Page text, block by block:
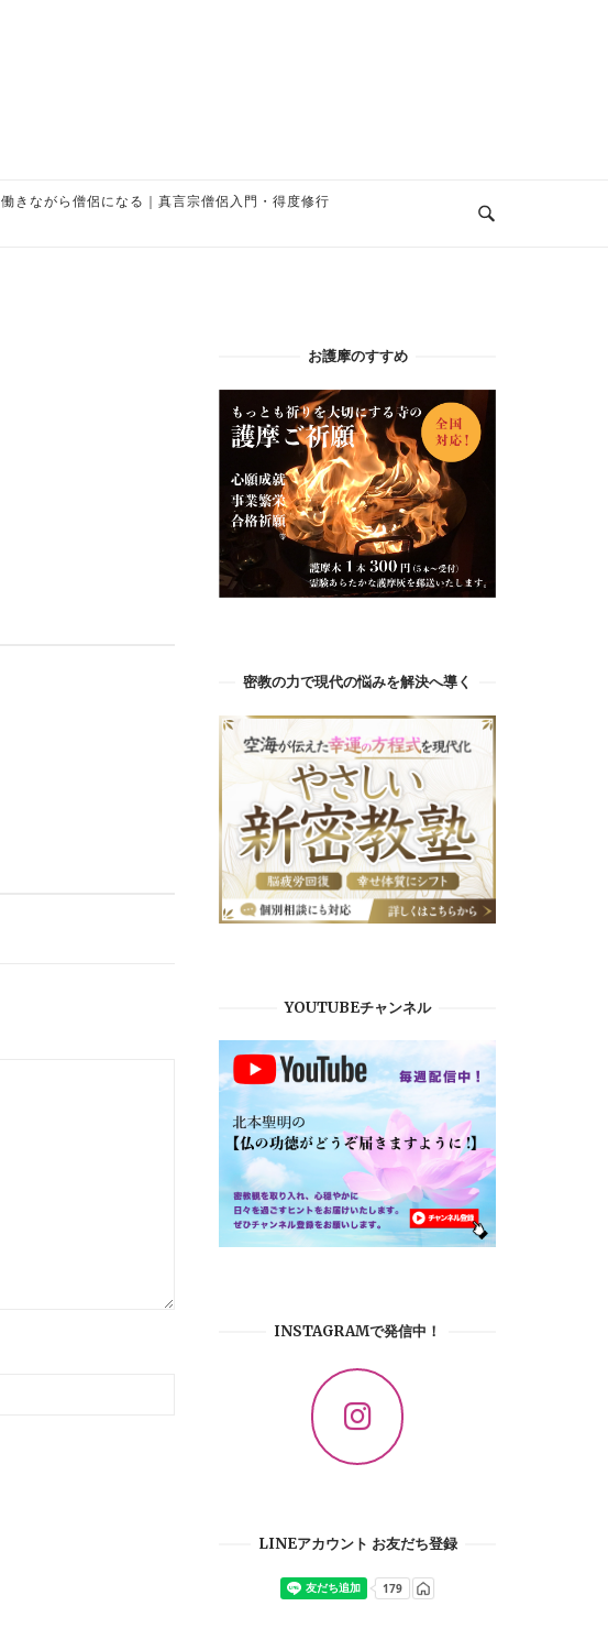
働きながら僧侶になる｜真言宗僧侶入門・得度修行
お護摩のすすめ
密教の力で現代の悩みを解決へ導く
YOUTUBEチャンネル
INSTAGRAMで発信中！
LINEアカウント お友だち登録